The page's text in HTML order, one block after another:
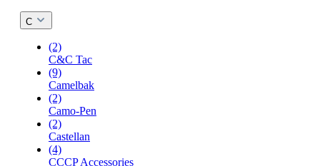
C
(2)
C&C Tac
(9)
Camelbak
(2)
Camo-Pen
(2)
Castellan
(4)
CCCP Accessories